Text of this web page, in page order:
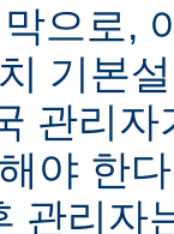
으로,
기본
관리
야 한
관리자